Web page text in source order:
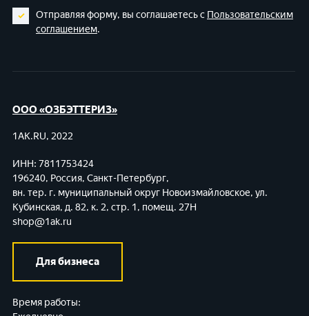
Отправляя форму, вы соглашаетесь с Пользовательским
соглашением.
ООО «ОЗБЭТТЕРИЗ»
1AK.RU, 2022
ИНН: 7811753424
196240, Россия, Санкт-Петербург,
вн. тер. г. муниципальный округ Новоизмайловское, ул.
Кубинская, д. 82, к. 2, стр. 1, помещ. 27Н
shop@1ak.ru
Для бизнеса
Время работы: